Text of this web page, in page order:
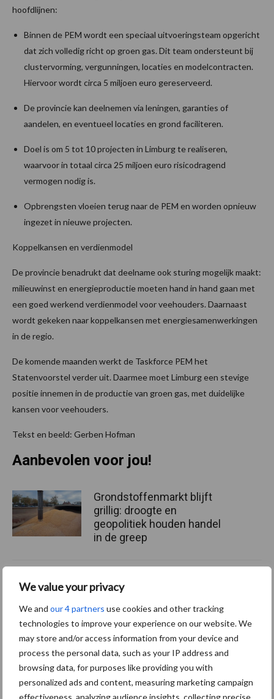
We value your privacy
We and our 4 partners use cookies and other tracking
technologies to improve your experience on our website. We
may store and/or access information from your device and
process the personal data, such as your IP address and
browsing data, for purposes like providing you with
personalized ads and content, measuring marketing campaign
effectiveness, analyzing audience insights, collecting precise
hoofdlijnen:
Binnen de PEM wordt een speciaal uitvoeringsteam opgericht
dat zich volledig richt op groen gas. Dit team ondersteunt bij
clustervorming, vergunningen, locaties en modelcontracten.
Hiervoor wordt circa 5 miljoen euro gereserveerd.
De provincie kan deelnemen via leningen, garanties of
aandelen, en eventueel locaties en grond faciliteren.
Doel is om 5 tot 10 projecten in Limburg te realiseren,
waarvoor in totaal circa 25 miljoen euro risicodragend
vermogen nodig is.
Opbrengsten vloeien terug naar de PEM en worden opnieuw
ingezet in nieuwe projecten.
Koppelkansen en verdienmodel
De provincie benadrukt dat deelname ook sturing mogelijk maakt:
milieuwinst en energieproductie moeten hand in hand gaan met
een goed werkend verdienmodel voor veehouders. Daarnaast
wordt gekeken naar koppelkansen met energiesamenwerkingen
in de regio.
De komende maanden werkt de Taskforce PEM het
Statenvoorstel verder uit. Daarmee moet Limburg een stevige
positie innemen in de productie van groen gas, met duidelijke
kansen voor veehouders.
Tekst en beeld: Gerben Hofman
Aanbevolen voor jou!
Grondstoffenmarkt blijft
grillig: droogte en
geopolitiek houden handel
in de greep
onderschatte risicofactor
voor mastitis
ForFarmers ziet volume en
marktaandeel groeien in
krimpende Nederlandse